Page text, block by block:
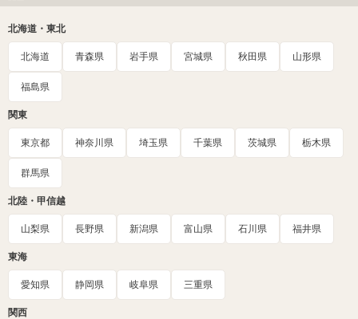
北海道・東北
北海道 青森県 岩手県 宮城県 秋田県 山形県
福島県
関東
東京都 神奈川県 埼玉県 千葉県 茨城県 栃木県
群馬県
北陸・甲信越
山梨県 長野県 新潟県 富山県 石川県 福井県
東海
愛知県 静岡県 岐阜県 三重県
関西